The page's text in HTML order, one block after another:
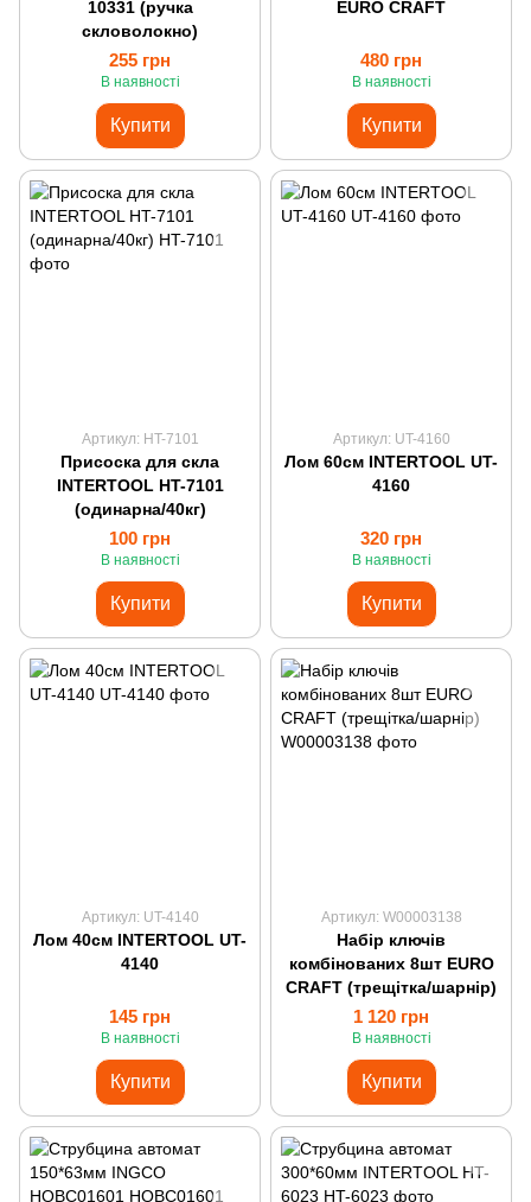
10331 (ручка
скловолокно)
255 грн
В наявності
Купити
EURO CRAFT
480 грн
В наявності
Купити
Артикул: HT-7101
Присоска для скла
INTERTOOL HT-7101
(одинарна/40кг)
100 грн
В наявності
Купити
Артикул: UT-4160
Лом 60см INTERTOOL UT-
4160
320 грн
В наявності
Купити
Артикул: UT-4140
Лом 40см INTERTOOL UT-
4140
145 грн
В наявності
Купити
Артикул: W00003138
Набір ключів
комбінованих 8шт EURO
CRAFT (трещітка/шарнір)
1 120 грн
В наявності
Купити